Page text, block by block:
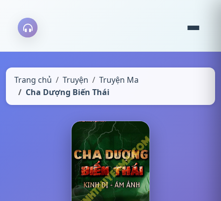
Trang chủ Truyện
Truyện Ma
Cha Dượng Biến Thái